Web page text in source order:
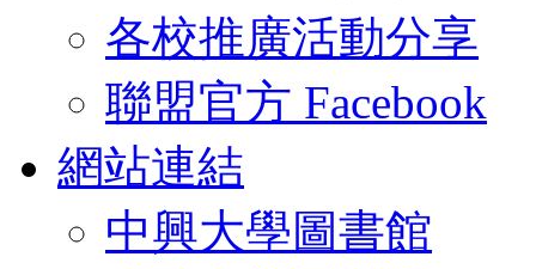
各校推廣活動分享
聯盟官方 Facebook
網站連結
中興大學圖書館